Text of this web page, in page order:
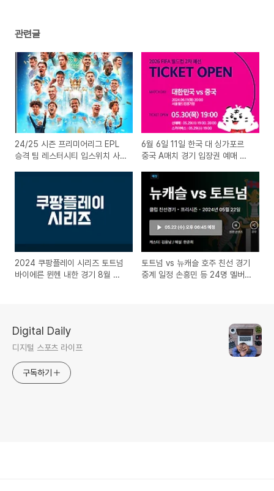
관련글
24/25 시즌 프리미어리그 EPL
승격 팀 레스터시티 입스위치 사
6월 6일 11일 한국 대 싱가포르
중국 A매치 경기 입장권 예매 및
2024 쿠팡플레이 시리즈 토트넘
바이에른 뮌헨 내한 경기 8월 티
토트넘 vs 뉴캐슬 호주 친선 경기
중계 일정 손흥민 등 24명 멜버른
Digital Daily
디지털 스포츠 라이프
구독하기